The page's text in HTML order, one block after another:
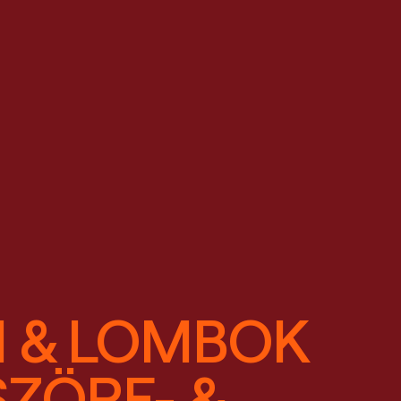
& LOMBOK